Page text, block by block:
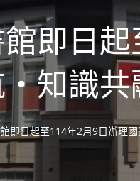
即日
知識共
即日起至114年2月9日辦理